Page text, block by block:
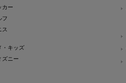
カー
フ
ス
・キッズ
ズニー